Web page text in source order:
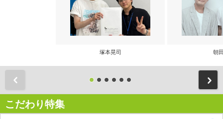
塚本晃司 朝
こだわり特集